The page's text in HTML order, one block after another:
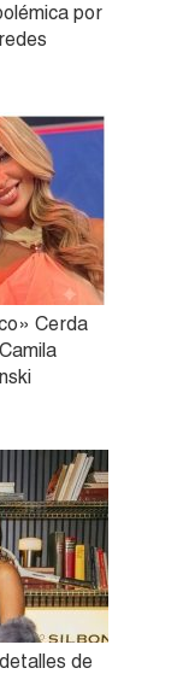
por
Cerda
de